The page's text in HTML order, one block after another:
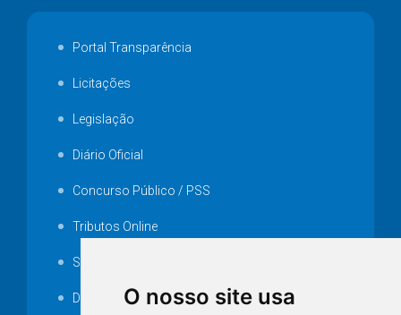
O nosso site usa
Portal Transparência
Licitações
Legislação
Diário Oficial
Concurso Público / PSS
Tributos Online
Serviços ISS-E
Decretos